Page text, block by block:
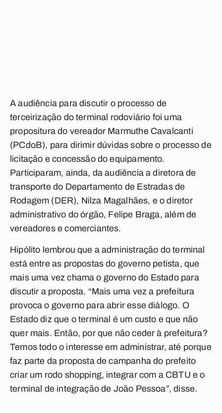
A audiência para discutir o processo de
terceirização do terminal rodoviário foi uma
propositura do vereador Marmuthe Cavalcanti
(PCdoB), para dirimir dúvidas sobre o processo de
licitação e concessão do equipamento.
Participaram, ainda, da audiência a diretora de
transporte do Departamento de Estradas de
Rodagem (DER), Nilza Magalhães, e o diretor
administrativo do órgão, Felipe Braga, além de
vereadores e comerciantes.
Hipólito lembrou que a administração do terminal
está entre as propostas do governo petista, que
mais uma vez chama o governo do Estado para
discutir a proposta. “Mais uma vez a prefeitura
provoca o governo para abrir esse diálogo. O
Estado diz que o terminal é um custo e que não
quer mais. Então, por que não ceder à prefeitura?
Temos todo o interesse em administrar, até porque
faz parte da proposta de campanha do prefeito
criar um rodo shopping, integrar com a CBTU e o
terminal de integração de João Pessoa”, disse.